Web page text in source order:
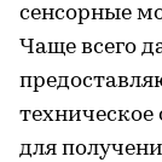
сенсорные
Чаще всего
техническое
для